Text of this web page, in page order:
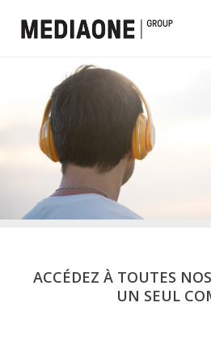
ACCÉDEZ À TOUTES
UN SEUL